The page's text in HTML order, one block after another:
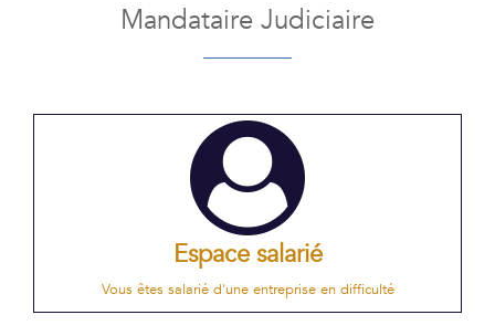
Mandataire Judiciaire
Espace salarié
Vous êtes salarié d'une entreprise en difficulté